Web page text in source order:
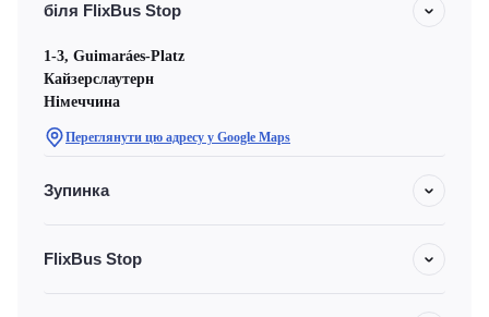
біля FlixBus Stop
1-3, Guimaráes-Platz
Кайзерслаутерн
Німеччина
Переглянути цю адресу у Google Maps
Зупинка
FlixBus Stop